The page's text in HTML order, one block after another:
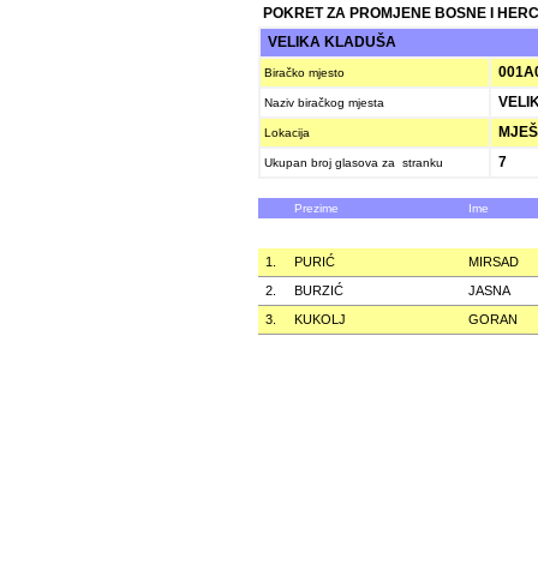
POKRET ZA PROMJENE BOSNE I
VELIKA KLADUŠA
Biračko mjesto
Naziv biračkog mjesta
Lokacija
Ukupan broj glasova za stranku 7
Prezime Ime
1. PURIĆ
MIRSAD
2.
BURZIĆ
JASNA
3.
KUKOLJ GORAN